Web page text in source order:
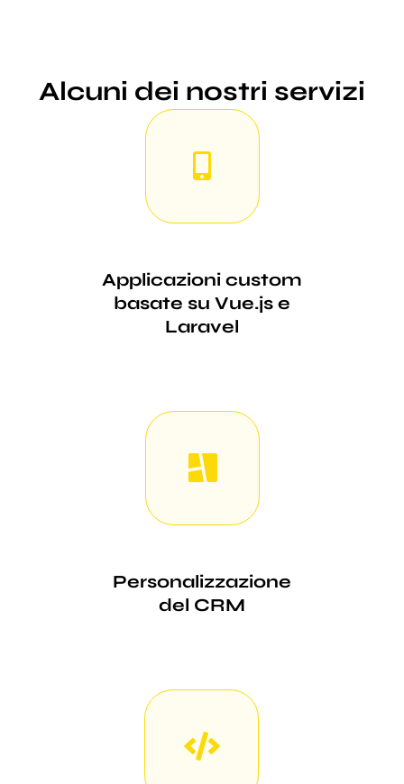
Alcuni dei nostri servizi
Applicazioni custom
basate su Vue.js e
Laravel
Personalizzazione
del CRM